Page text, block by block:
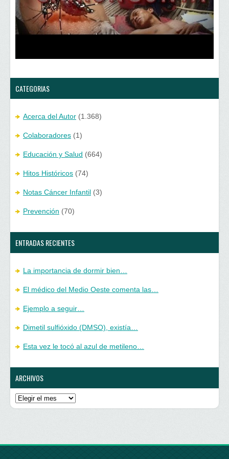
e
n
t
a
n
a
v
v
e
n
t
a
n
e
)
CATEGORIAS
Acerca del Autor (1.368)
Colaboradores (1)
Educación y Salud (664)
Hitos Históricos (74)
Notas Cáncer Infantil (3)
Prevención (70)
ENTRADAS RECIENTES
La importancia de dormir bien…
El médico del Medio Oeste comenta las…
Ejemplo a seguir…
Dimetil sulfióxido (DMSO), existía…
Esta vez le tocó al azul de metileno…
ARCHIVOS
Archivos